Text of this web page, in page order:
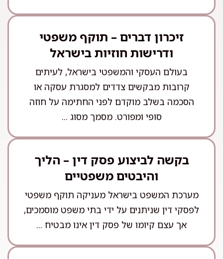
זיכרון דברים – תוקף משפטי
ודרישות חוזיות בישראל
בעולם העסקי והמשפטי בישראל, לעיתים
קרובות מבקשים צדדים למסגרת עסקה או
הסכמה בשלב מוקדם לפני החתימה על חוזה
סופי ומפורט. מסמך מסוג ...
בקשה לביצוע פסק דין – הליך
והיבטים משפטיים
מערכת המשפט בישראל מעניקה תוקף משפטי
לפסקי דין שניתנים על ידי בתי משפט מוסמכים,
אך עצם קיומו של פסק דין אינו מבטיח ...